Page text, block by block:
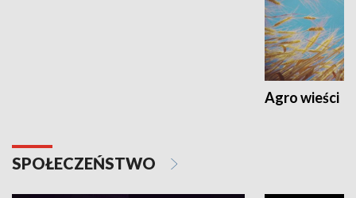
Agro wieści
SPOŁECZEŃSTWO